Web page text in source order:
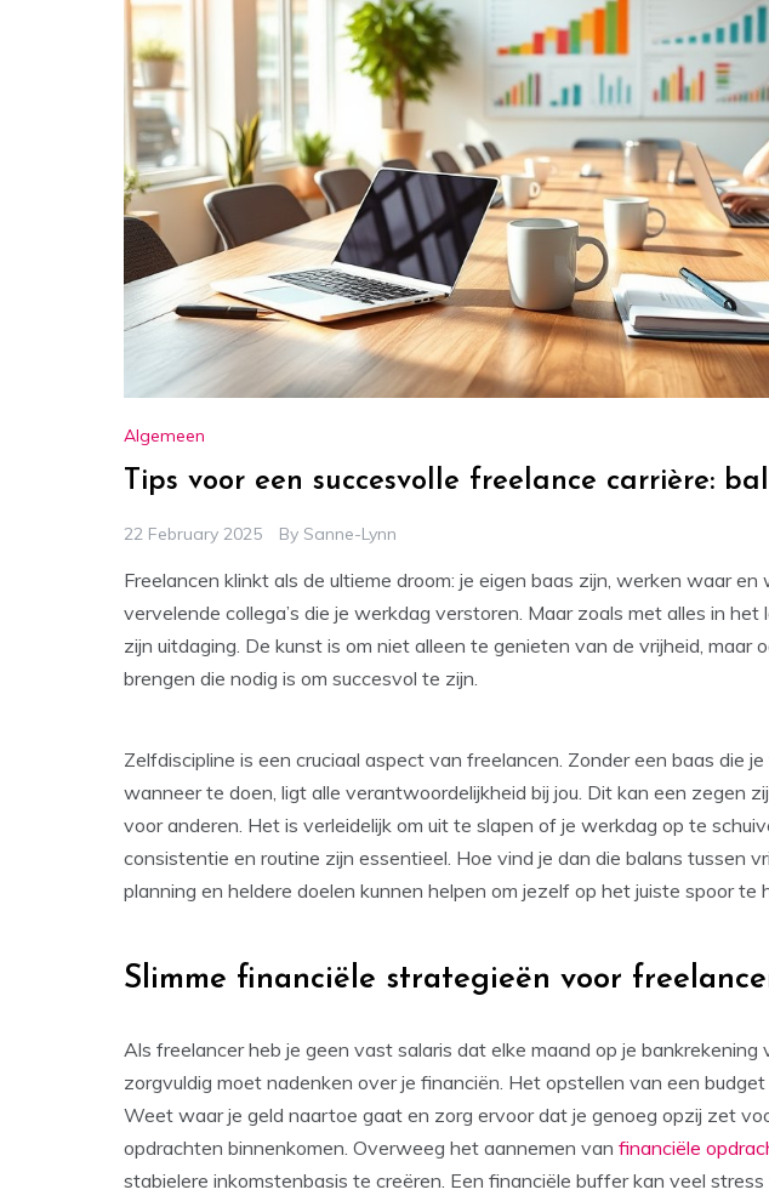
Algemeen
Tips voor een succesvolle freelance carrière:
22 February 2025 By Sanne-Lynn
Freelancen klinkt als de ultieme droom: je eigen baas zijn, werken waar
vervelende collega’s die je werkdag verstoren. Maar zoals met alles in
zijn uitdaging. De kunst is om niet alleen te genieten van de vrijheid, maar
brengen die nodig is om succesvol te zijn.
Zelfdiscipline is een cruciaal aspect van freelancen. Zonder een baas die
wanneer te doen, ligt alle verantwoordelijkheid bij jou. Dit kan een zegen
voor anderen. Het is verleidelijk om uit te slapen of je werkdag op te
consistentie en routine zijn essentieel. Hoe vind je dan die balans tussen
planning en heldere doelen kunnen helpen om jezelf op het juiste spoor te
Slimme financiële strategieën voor
Als freelancer heb je geen vast salaris dat elke maand op je
zorgvuldig moet nadenken over je financiën. Het opstellen van een
Weet waar je geld naartoe gaat en zorg ervoor dat je genoeg opzij zet
opdrachten binnenkomen. Overweeg het aannemen van financiële
stabielere inkomstenbasis te creëren. Een financiële buffer kan veel